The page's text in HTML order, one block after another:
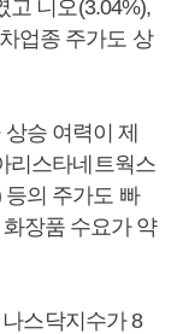
고 니오(3.04%),
업종 주가도 상
승 여력이 제
리스타네트웍스
등의 주가도 빠
장품 수요가 약
스닥지수가 8